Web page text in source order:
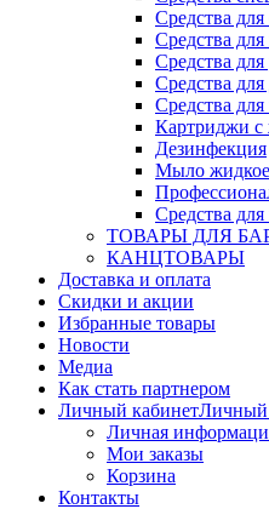
Средства
Средства
Средства
Средства
Средства
Картриджи
Дезинфекция
Мыло жидкое
Средства
ТОВАРЫ ДЛЯ
КАНЦТОВАРЫ
Доставка и оплата
Скидки и акции
Избранные товары
Новости
Медиа
Как стать партнером
Личный кабинетЛичный
Личная
Мои заказы
Корзина
Контакты